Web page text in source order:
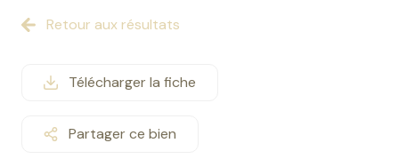
acheter
Retour aux résultats
Télécharger la fiche
Partager ce bien